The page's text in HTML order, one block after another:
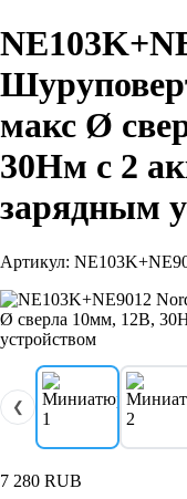
макс Ø
30Нм с 2
зарядным
Артикул:
❮
7 280 RUB